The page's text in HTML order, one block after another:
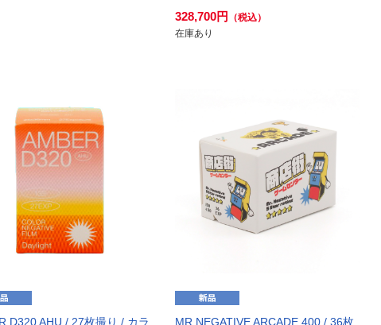
328,700円
（税込）
在庫あり
D320 AHU / 27枚撮り / カラ
MR.NEGATIVE ARCADE 400 / 36枚